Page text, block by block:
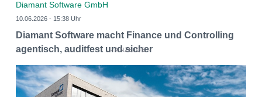
Diamant Software GmbH
10.06.2026 - 15:38 Uhr
Diamant Software macht Finance und Controlling
agentisch, auditfest und sicher